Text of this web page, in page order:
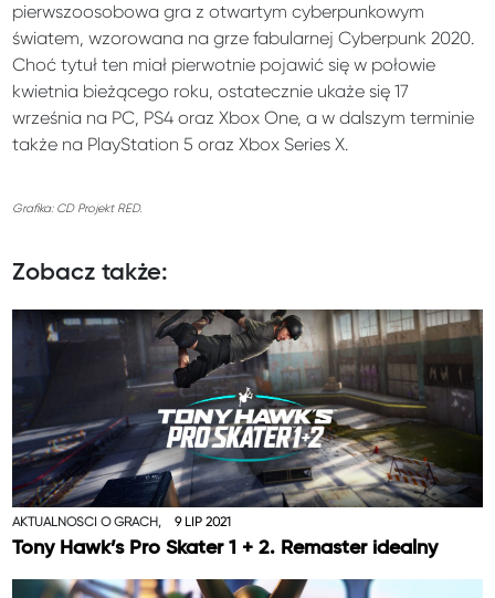
pierwszoosobowa gra z otwartym cyberpunkowym
światem, wzorowana na grze fabularnej Cyberpunk 2020.
Choć tytuł ten miał pierwotnie pojawić się w połowie
kwietnia bieżącego roku, ostatecznie ukaże się 17
września na PC, PS4 oraz Xbox One, a w dalszym terminie
także na PlayStation 5 oraz Xbox Series X.
Grafika: CD Projekt RED.
Zobacz także:
AKTUALNOŚCI O GRACH, 9 LIP 2021
Tony Hawk’s Pro Skater 1 + 2. Remaster idealny